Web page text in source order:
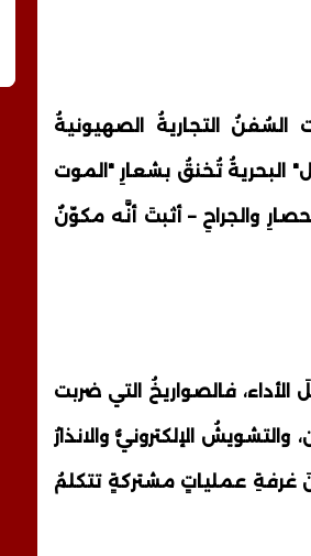
التجاريةُ الصهيونيةُ
البحريةُ تُخنقُ بشعارِ "الموت
والجراحِ – أثبتَ أنَّه مكوّنٌ
الأداء، فالصواريخُ التي ضربت
الإلكترونيُّ والانذارُ
غرفةِ عملياتٍ مشتركةٍ تتكلمُ